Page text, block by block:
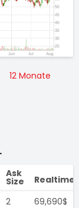
12 Monate
Ask
Size
2
69,690$